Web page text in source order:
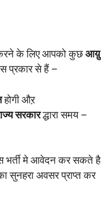
के लिए आपको कुछआय़ु
प्रकार से हैं –
होगी औऱ
सरकारद्धारा समय –
भर्ती मे आवेदन कर सकते है
सुनहरा अवसर प्राप्त कर